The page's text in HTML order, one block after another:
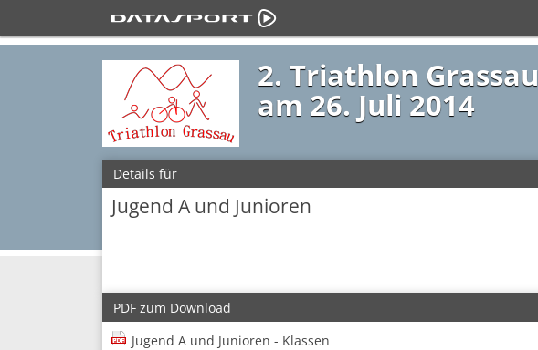
2. Triathlon Grassau
am 26. Juli 2014
Details für
Jugend A und Junioren
PDF zum Download
Jugend A und Junioren - Klassen